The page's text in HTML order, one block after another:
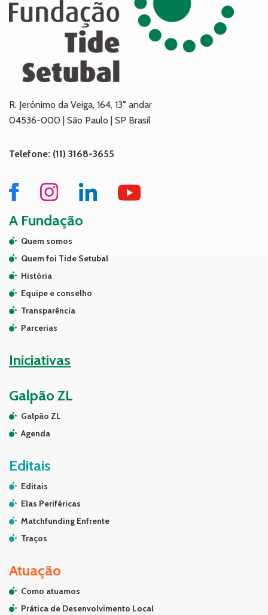
R. Jerônimo da Veiga, 164, 13° andar
04536-000 | São Paulo | SP Brasil
Telefone: (11) 3168-3655
A Fundação
Quem somos
Quem foi Tide Setubal
História
Equipe e conselho
Transparência
Parcerias
Iniciativas
Galpão ZL
Galpão ZL
Agenda
Editais
Editais
Elas Periféricas
Matchfunding Enfrente
Traços
Atuação
Como atuamos
Prática de Desenvolvimento Local